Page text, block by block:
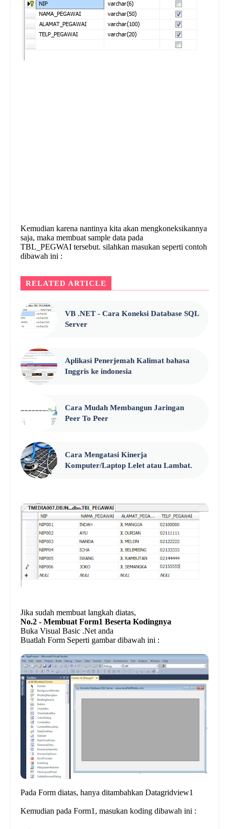
Kemudian karena nantinya kita akan mengkoneksikannya
saja, maka membuat sample data pada
TBL_PEGWAI tersebut. silahkan masukan seperti contoh
dibawah ini :
RELATED ARTICLE
VB .NET - Cara Koneksi Database SQL
Server
Aplikasi Penerjemah Kalimat bahasa
Inggris ke indonesia
Cara Mudah Mеmbаngun Jaringan
Peer To Pееr
Cara Mengatasi Kinerja
Komputer/Laptop Lelet atau Lambat.
Jika sudah membuat langkah diatas,
No.2 - Membuat Form1 Beserta Kodingnya
Buka Visual Basic .Net anda
Buatlah Form Seperti gambar dibawah ini :
Pada Form diatas, hanya ditambahkan Datagridview1
Kemudian pada Form1, masukan koding dibawah ini :